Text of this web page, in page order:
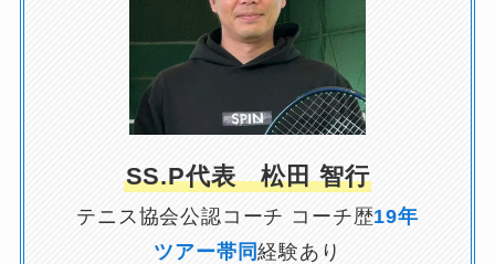
SS.P代表 松田 智行
テニス協会公認コーチ コーチ歴19年
ツアー帯同経験あり